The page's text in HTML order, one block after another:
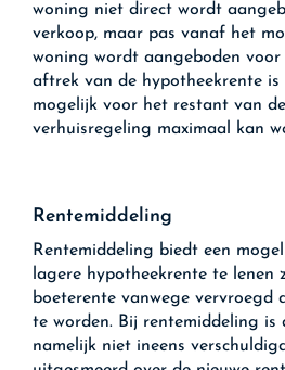
woning niet direct wordt
verkoop, maar pas vanaf het
woning wordt aangeboden voor
aftrek van de hypotheekrente is
mogelijk voor het restant van
verhuisregeling maximaal kan
Rentemiddeling
Rentemiddeling biedt een
lagere hypotheekrente te lenen
boeterente vanwege vervroegd
te worden. Bij rentemiddeling is
namelijk niet ineens